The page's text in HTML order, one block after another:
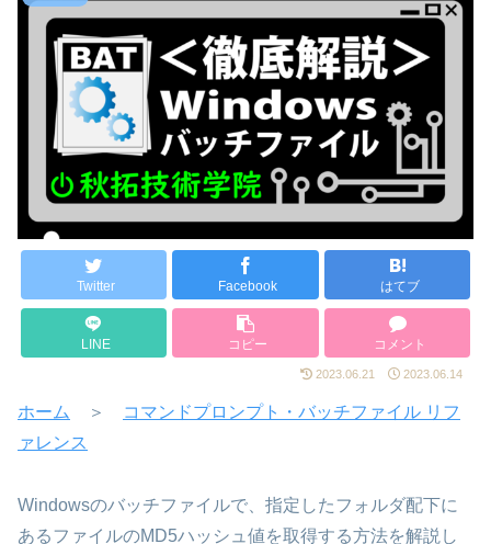
Twitter Facebook はてブ
LINE コピー コメント
2023.06.21 2023.06.14
ホーム ＞
コマンドプロンプト・バッチファイル リフ
ァレンス
Windowsのバッチファイルで、指定したフォルダ配下に
あるファイルのMD5ハッシュ値を取得する方法を解説し